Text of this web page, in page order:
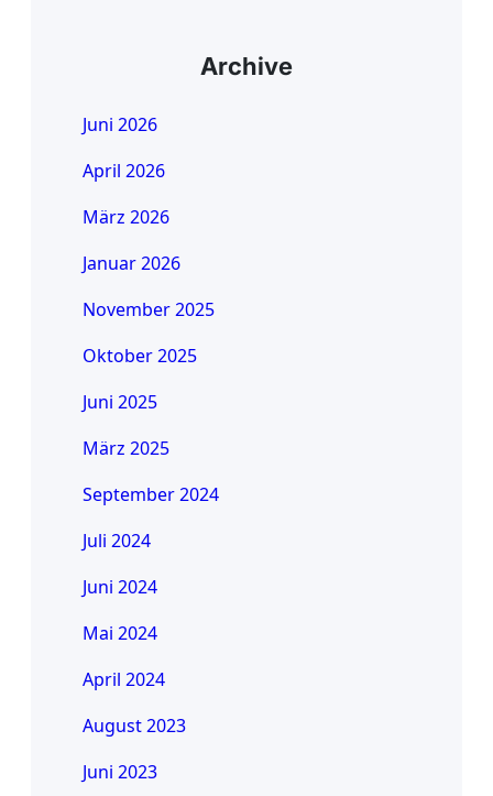
Archive
Juni 2026
April 2026
März 2026
Januar 2026
November 2025
Oktober 2025
Juni 2025
März 2025
September 2024
Juli 2024
Juni 2024
Mai 2024
April 2024
August 2023
Juni 2023